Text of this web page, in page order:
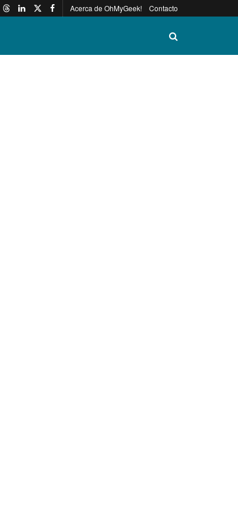
Acerca de OhMyGeek! Contacto